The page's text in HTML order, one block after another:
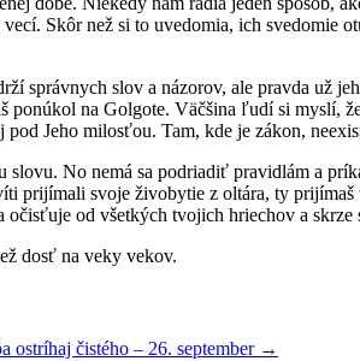
Skôr než si to uvedomia, ich svedomie
správnych slov a názorov, ale pravda už
ponúkol na Golgote. Väčšina ľudí si myslí,
pod Jeho milosťou. Tam, kde je zákon,
No nemá sa podriadiť pravidlám a
prijímali svoje živobytie z oltára, ty
očisťuje od všetkých tvojich hriechov a
dosť na veky vekov.
ostríhaj čistého – 26. september →